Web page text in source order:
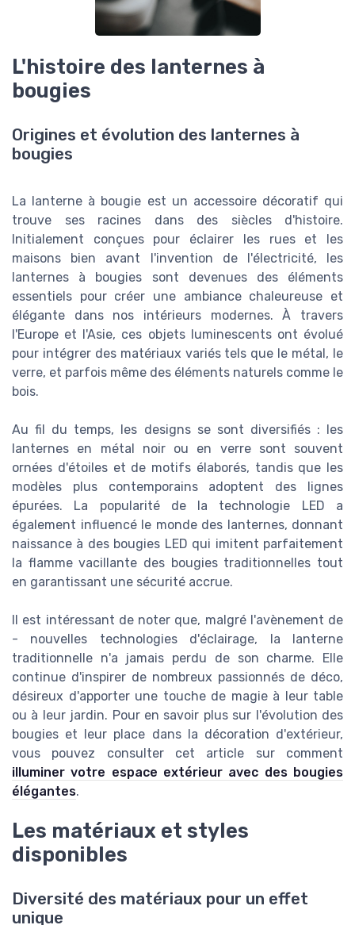
L'histoire des lanternes à
bougies
Origines et évolution des lanternes à
bougies
La lanterne à bougie est un accessoire décoratif qui
trouve ses racines dans des siècles d'histoire.
Initialement conçues pour éclairer les rues et les
maisons bien avant l'invention de l'électricité, les
lanternes à bougies sont devenues des éléments
essentiels pour créer une ambiance chaleureuse et
élégante dans nos intérieurs modernes. À travers
l'Europe et l'Asie, ces objets luminescents ont évolué
pour intégrer des matériaux variés tels que le métal, le
verre, et parfois même des éléments naturels comme le
bois.
Au fil du temps, les designs se sont diversifiés : les
lanternes en métal noir ou en verre sont souvent
ornées d'étoiles et de motifs élaborés, tandis que les
modèles plus contemporains adoptent des lignes
épurées. La popularité de la technologie LED a
également influencé le monde des lanternes, donnant
naissance à des bougies LED qui imitent parfaitement
la flamme vacillante des bougies traditionnelles tout
en garantissant une sécurité accrue.
Il est intéressant de noter que, malgré l'avènement de
- nouvelles technologies d'éclairage, la lanterne
traditionnelle n'a jamais perdu de son charme. Elle
continue d'inspirer de nombreux passionnés de déco,
désireux d'apporter une touche de magie à leur table
ou à leur jardin. Pour en savoir plus sur l'évolution des
bougies et leur place dans la décoration d'extérieur,
vous pouvez consulter cet article sur comment
illuminer votre espace extérieur avec des bougies
élégantes.
Les matériaux et styles
disponibles
Diversité des matériaux pour un effet
unique